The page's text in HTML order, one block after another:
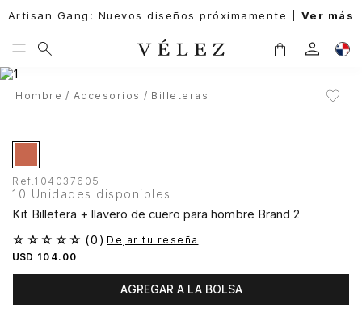
Artisan Gang: Nuevos diseños próximamente | Ver más
Hombre Accesorios Billeteras
Ref.104037605
10 Unidades disponibles
Kit Billetera + llavero de cuero para hombre Brand 2
☆ ☆ ☆ ☆ ☆ (0 ) Dejar tu reseña
USD 104. 00
AGREGAR A LA BOLSA